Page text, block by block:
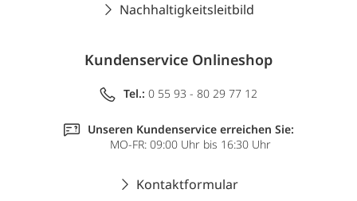
Nachhaltigkeitsleitbild
Kundenservice Onlineshop
Tel.: 0 55 93 - 80 29 77 12
Unseren Kundenservice erreichen Sie:
MO-FR: 09:00 Uhr bis 16:30 Uhr
Kontaktformular